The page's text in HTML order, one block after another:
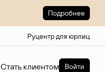
Подробнее
Руцентр для юрлиц
Стать клиентом Войти